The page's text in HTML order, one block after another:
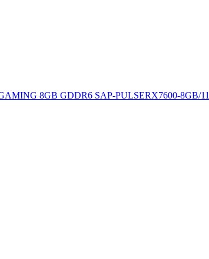
8GB GDDR6 SAP-PULSERX7600-8GB/